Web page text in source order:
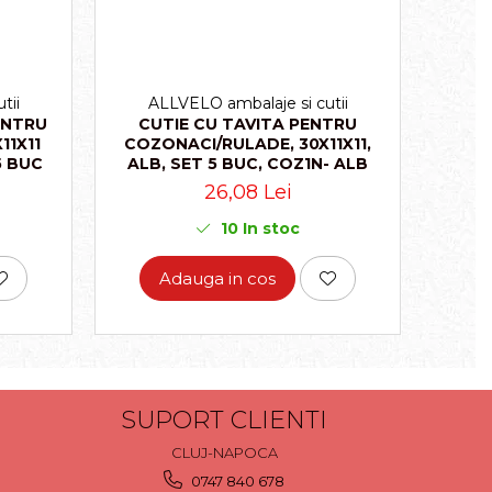
BUC
ALLVELO ambalaje si cutii
CUTIE CU TAVITA PENTRU
COZONACI/RULADE, 30X11X11,
ALB, SET 5 BUC, COZ1N- ALB
26,08 Lei
10 In stoc
Adauga in cos
SUPORT CLIENTI
CLUJ-NAPOCA
0747 840 678